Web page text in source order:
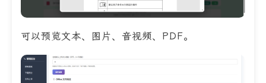
可以预览文本、图片、音视频、PDF。